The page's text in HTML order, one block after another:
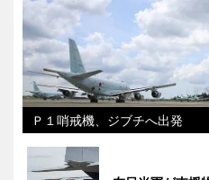
Ｐ１哨戒機、ジブチへ出発